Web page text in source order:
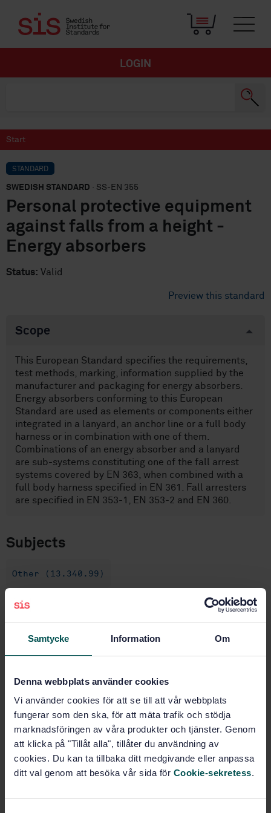
Samtycke Information Om
Denna webbplats använder cookies
Vi använder cookies för att se till att vår webbplats
fungerar som den ska, för att mäta trafik och stödja
marknadsföringen av våra produkter och tjänster. Genom
att klicka på "Tillåt alla", tillåter du användning av
cookies. Du kan ta tillbaka ditt medgivande eller anpassa
ditt val genom att besöka vår sida för Cookie-sekretess.
LOGIN
Start
STANDARD
SWEDISH STANDARD · SS-EN 355
Personal protective equipment
against falls from a height -
Energy absorbers
Status: Valid
Preview this standard
Scope
This European Standard specifies the requirements,
test methods, marking, information supplied by the
manufacturer and packaging for energy absorbers.
Energy absorbers conforming to this European
Standard are used as elements or components either
integrated in a lanyard, an anchor line or a full body
harness or in combination with one of them.
Combinations of an energy absorber and a lanyard
are sub-systems constituting one of the fall arrest
systems covered by EN 363, when combined with a
full body harness specified in EN 361. Fall arresters
are specified in EN 353-1, EN 353-2 and EN 360.
Subjects
Other (13.340.99)
Buy this standard
Personal protective equipment against falls from a
height - Energy absorbers
Subscribe on standards - Read more
Price:
Add to cart